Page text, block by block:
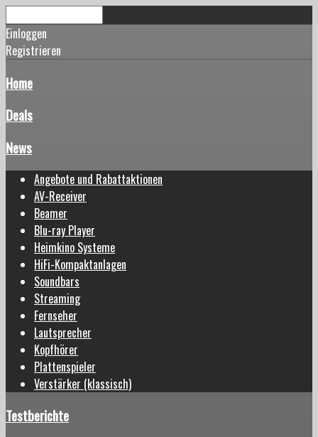
Einloggen
Registrieren
Home
Deals
News
Angebote und Rabattaktionen
AV-Receiver
Beamer
Blu-ray Player
Heimkino Systeme
HiFi-Kompaktanlagen
Soundbars
Streaming
Fernseher
Lautsprecher
Kopfhörer
Plattenspieler
Verstärker (klassisch)
Testberichte